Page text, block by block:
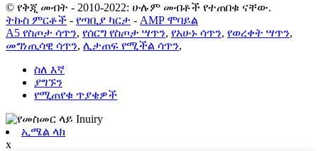
© የቅጂ መብት - 2010-2022: ሁሉም መብቶች የተጠበቁ ናቸው.
ትኩስ ምርቶች - የጣቢያ ካርታ - AMP ሞባይል
A5 የስጦታ ሳጥን, የሰርግ የስጦታ ሣጥን, የአሁኑ ሳጥን, የወረቀት ሣጥን,
መግነጢሳዊ ሳጥን, ሊታጠፍ የሚችል ሳጥን,
ስለ እኛ
ያግኙን
የሚጠየቁ ጥያቄዎች
ኢሜል ላክ
x